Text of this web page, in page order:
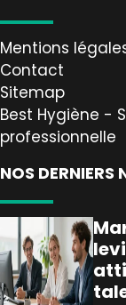
Mentions
Contact
Sitemap
Best Hygiène -
professionnelle
NOS DERNIERS